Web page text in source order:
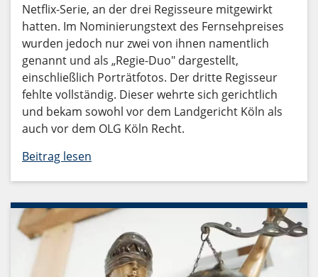
Netflix-Serie, an der drei Regisseure mitgewirkt
hatten. Im Nominierungstext des Fernsehpreises
wurden jedoch nur zwei von ihnen namentlich
genannt und als „Regie-Duo" dargestellt,
einschließlich Porträtfotos. Der dritte Regisseur
fehlte vollständig. Dieser wehrte sich gerichtlich
und bekam sowohl vor dem Landgericht Köln als
auch vor dem OLG Köln Recht.
Beitrag lesen